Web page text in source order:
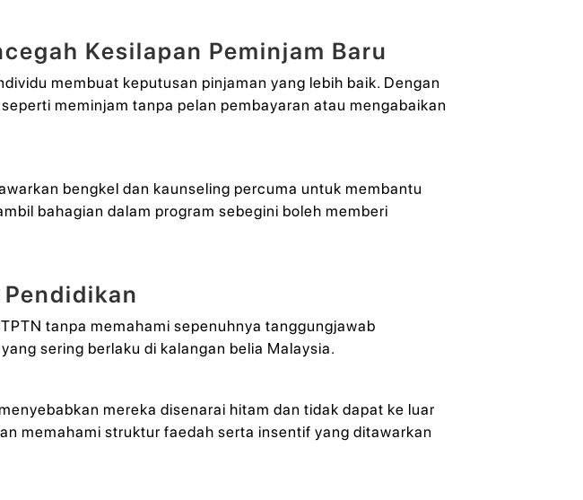
Kesilapan Peminjam Baru
membuat keputusan pinjaman yang lebih baik. Dengan
meminjam tanpa pelan pembayaran atau mengabaikan
bengkel dan kaunseling percuma untuk membantu
bahagian dalam program sebegini boleh memberi
tanpa memahami sepenuhnya tanggungjawab
sering berlaku di kalangan belia Malaysia.
mereka disenarai hitam dan tidak dapat ke luar
memahami struktur faedah serta insentif yang ditawarkan